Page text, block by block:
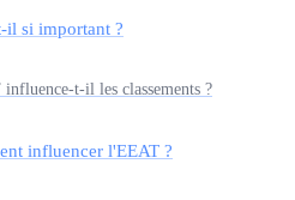
il si important ?
t-il les classements ?
influencer l'EEAT ?